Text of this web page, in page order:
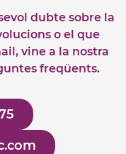
dubte sobre la
o el que
vine a la nostra
freqüents.